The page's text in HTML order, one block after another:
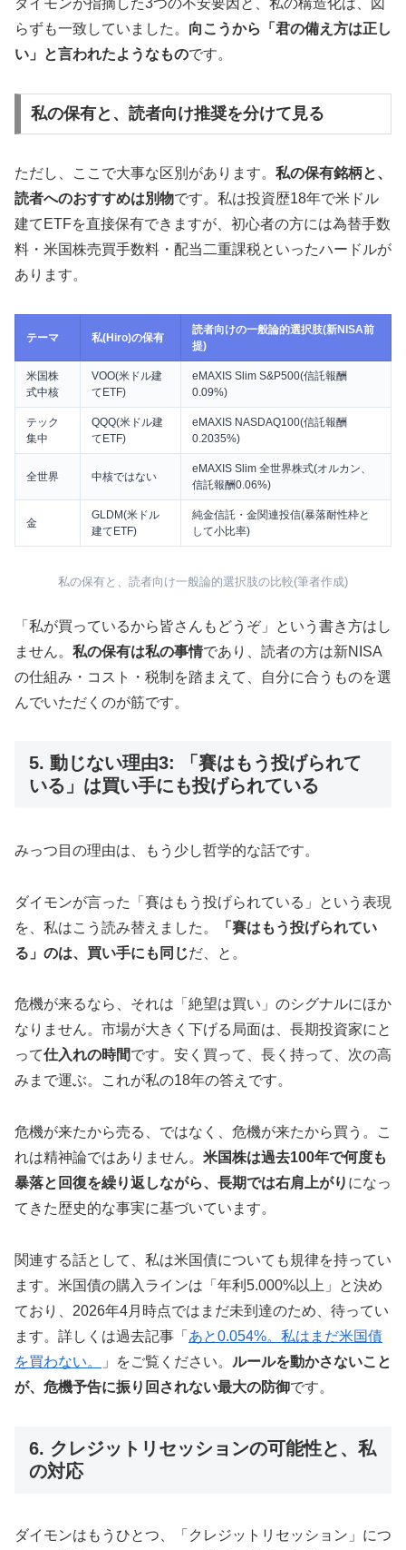
らずも一致していました。 向こうから「君の備え方は正し
い」と言われたようなものです。
私の保有と、読者向け推奨を分けて見る
ただし、ここで大事な区別があります。 私の保有銘柄と、
読者へのおすすめは別物です。私は投資歴18年で米ドル
建てETFを直接保有できますが、初心者の方には為替手数
料・米国株売買手数料・配当二重課税といったハードルが
あります。
テーマ 私(Hiro)の保有
読者向けの一般論的選択肢(新NISA前
提)
米国株
式中核
VOO(米ドル建
てETF)
eMAXIS Slim S&P500(信託報酬
0.09%)
テック
集中
QQQ(米ドル建
てETF)
eMAXIS NASDAQ100(信託報酬
0.2035%)
全世界 中核ではない
eMAXIS Slim 全世界株式(オルカン、
信託報酬0.06%)
金
GLDM(米ドル
建てETF)
純金信託・金関連投信(暴落耐性枠と
して小比率)
私の保有と、読者向け一般論的選択肢の比較(筆者作成)
「私が買っているから皆さんもどうぞ」という書き方はし
ません。 私の保有は私の事情であり、読者の方は新NISA
の仕組み・コスト・税制を踏まえて、自分に合うものを選
んでいただくのが筋です。
5. 動じない理由3: 「賽はもう投げられて
いる」は買い手にも投げられている
みっつ目の理由は、もう少し哲学的な話です。
ダイモンが言った「賽はもう投げられている」という表現
を、私はこう読み替えました。
「賽はもう投げられてい
る」のは、買い手にも同じだ、と。
危機が来るなら、それは「絶望は買い」のシグナルにほか
なりません。市場が大きく下げる局面は、長期投資家にと
って仕入れの時間です。安く買って、長く持って、次の高
みまで運ぶ。これが私の18年の答えです。
危機が来たから売る、ではなく、危機が来たから買う。こ
れは精神論ではありません。 米国株は過去100年で何度も
暴落と回復を繰り返しながら、長期では右肩上がり になっ
てきた歴史的な事実に基づいています。
関連する話として、私は米国債についても規律を持ってい
ます。米国債の購入ラインは「年利5.000%以上」と決め
ており、2026年4月時点ではまだ未到達のため、待ってい
ます。詳しくは過去記事「 あと0.054%。私はまだ米国債
を買わない。
」をご覧ください。 ルールを動かさないこと
が、危機予告に振り回されない最大の防御です。
6. クレジットリセッションの可能性と、私
の対応
ダイモンはもうひとつ、「クレジットリセッション」につ